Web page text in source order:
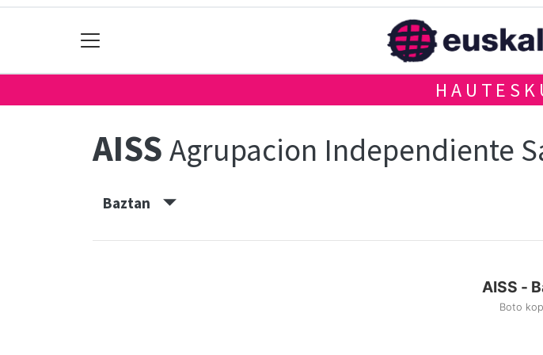
AISS Agrupacion Independiente
Baztan
AISS -
Boto